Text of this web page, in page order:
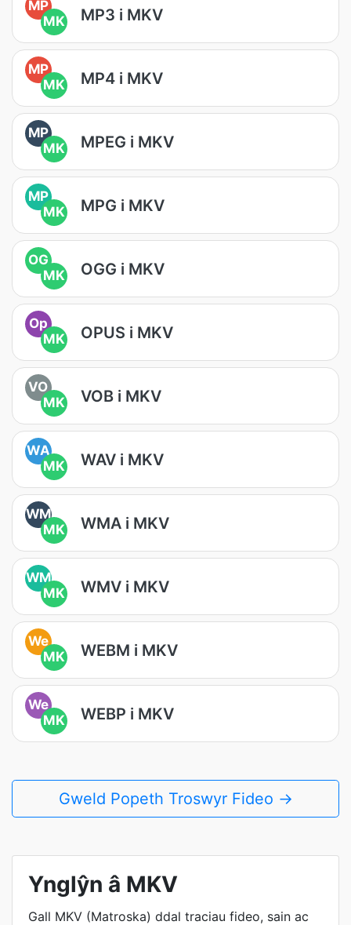
MP
MK
MP3 i MKV
MP
MK
MP4 i MKV
MP
MK
MPEG i MKV
MP
MK
MPG i MKV
OG
MK
OGG i MKV
Op
MK
OPUS i MKV
VO
MK
VOB i MKV
WA
MK
WAV i MKV
WM
MK
WMA i MKV
WM
MK
WMV i MKV
We
MK
WEBM i MKV
We
MK
WEBP i MKV
Gweld Popeth Troswyr Fideo →
Ynglŷn â MKV
Gall MKV (Matroska) ddal traciau fideo, sain ac